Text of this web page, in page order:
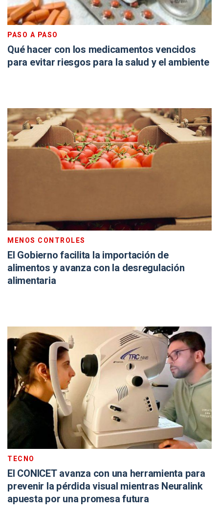
PASO A PASO
Qué hacer con los medicamentos vencidos
para evitar riesgos para la salud y el ambiente
MENOS CONTROLES
El Gobierno facilita la importación de
alimentos y avanza con la desregulación
alimentaria
TECNO
El CONICET avanza con una herramienta para
prevenir la pérdida visual mientras Neuralink
apuesta por una promesa futura